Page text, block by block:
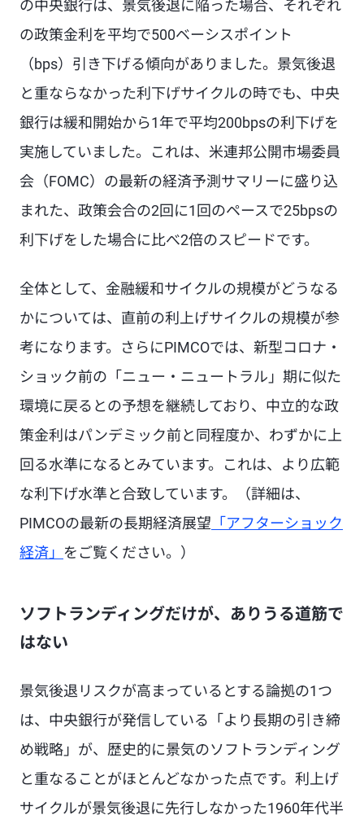
の中央銀行は、景気後退に陥った場合、それぞれ
の政策金利を平均で500ベーシスポイント
（bps）引き下げる傾向がありました。景気後退
と重ならなかった利下げサイクルの時でも、中央
銀行は緩和開始から1年で平均200bpsの利下げを
実施していました。これは、米連邦公開市場委員
会（FOMC）の最新の経済予測サマリーに盛り込
まれた、政策会合の2回に1回のペースで25bpsの
利下げをした場合に比べ2倍のスピードです。
全体として、金融緩和サイクルの規模がどうなる
かについては、直前の利上げサイクルの規模が参
考になります。さらにPIMCOでは、新型コロナ・
ショック前の「ニュー・ニュートラル」期に似た
環境に戻るとの予想を継続しており、中立的な政
策金利はパンデミック前と同程度か、わずかに上
回る水準になるとみています。これは、より広範
な利下げ水準と合致しています。（詳細は、
PIMCOの最新の長期経済展望 「アフターショック
経済」 をご覧ください。）
ソフトランディングだけが、ありうる道筋で
はない
景気後退リスクが高まっているとする論拠の1つ
は、中央銀行が発信している「より長期の引き締
め戦略」が、歴史的に景気のソフトランディング
と重なることがほとんどなかった点です。利上げ
サイクルが景気後退に先行しなかった1960年代半